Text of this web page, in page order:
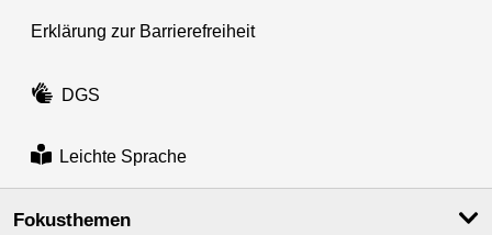
Erklärung zur Barrierefreiheit
DGS
Leichte Sprache
Fokusthemen